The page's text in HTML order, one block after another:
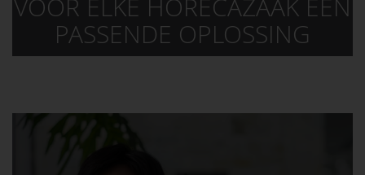
VOOR ELKE HORECAZAAK EEN
PASSENDE OPLOSSING